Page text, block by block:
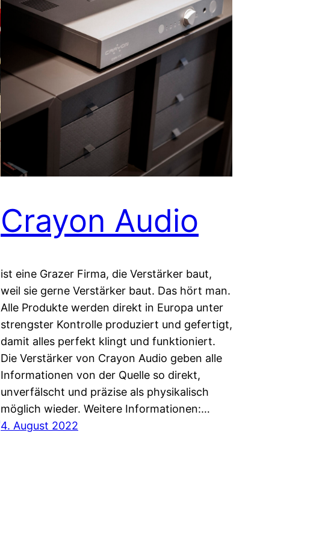
Crayon Audio
ist eine Grazer Firma, die Verstärker baut,
weil sie gerne Verstärker baut. Das hört man.
Alle Produkte werden direkt in Europa unter
strengster Kontrolle produziert und gefertigt,
damit alles perfekt klingt und funktioniert.
Die Verstärker von Crayon Audio geben alle
Informationen von der Quelle so direkt,
unverfälscht und präzise als physikalisch
möglich wieder. Weitere Informationen:…
4. August 2022